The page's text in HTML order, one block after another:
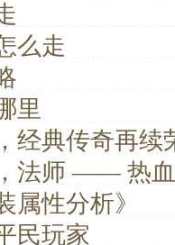
么走
里
经典传奇再续
法师 —— 热
属性分析》
民玩家